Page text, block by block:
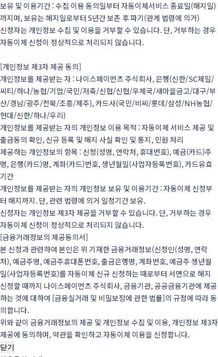
보유 및 이용기간 : 수집 이용 동의일부터 자동이체서비스 종료일(해지일)
까지며, 보유는 해지일로부터 5년간 보존 후 파기(관계 법령에 의거)
신청자는 개인정보 수집 및 이용을 거부할 수 있습니다. 단, 거부하는 경우
자동이체 신청이 정상적으로 처리되지 않습니다.
[개인정보 제3자 제공 동의]
개인정보를 제공받는 자 : 나이스페이먼츠 주식회사, 은행(신한/SC제일/
씨티/하나/농협/기업/국민/저축/신협/신협/우체국/새마을금고/대구/부
산/경남/광주/전북/조흥/제주), 카드사(국민/비씨/롯데/삼성/NH농협/
현대/신한/하나/우리)
개인정보를 제공받는 자의 개인정보 이용 목적 : 자동이체 서비스 제공 및
출금동의 확인, 신규 등록 및 해지 사실 확인 및 통지, 민원 처리
제공하는 개인정보의 항목 : 신청(성명, 연락처, 휴대번호), 예금(카드)주
명, 은행(카드)명, 계좌(카드)번호, 생년월일(사업자등록번호), 카드유효
기간
개인정보를 제공받는 자의 개인정보 보유 및 이용기간 : 자동이체 신청부
터 해지까지. 단, 관련 법령에 의거 일정기간 보유.
신청자는 개인정보 제3자 제공을 거부할 수 있습니다. 단, 거부하는 경우
자동이체 신청이 정상적으로 처리되지 않습니다.
[금융거래정보의 제공동의서]
본 신청과 관련하여 본인은 위 기재한 금융거래정보(신청인(성명, 연락
처), 예금주명, 예금주휴대폰번호, 출금은행명, 계좌번호, 예금주 생년월
일(사업자등록번호)를 자동이체 신규 신청하는 때로부터 서면으로 해지
신청할 때까지 나이스페이먼츠 주식회사, 금융기관, 공공금융기관에 제공
하는 것에 대하여 [금융실거래 및 비밀보장에 관한 법률]의 규정에 따라 동
의합니다.
위와 같이 금융거래정보의 제공 및 개인정보 수집 및 이용, 개인정보 제3자
제공에 동의하며, 약관을 확인하고 자동이체 이용을 신청합니다.
닫기